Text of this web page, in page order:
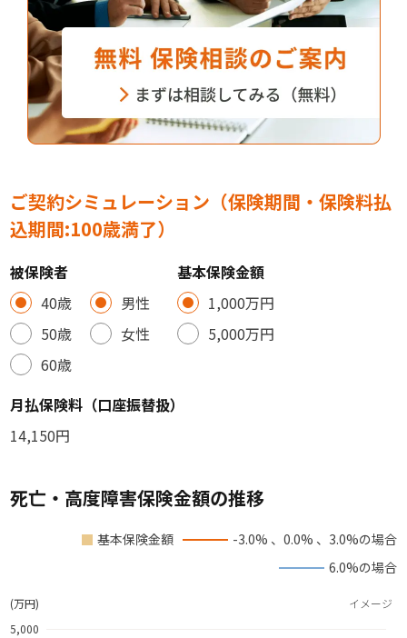
ご契約シミュレーション（保険期間・保険料払
込期間:100歳満了）
被保険者
40歳
50歳
60歳
男性
女性
基本保険金額
1,000万円
5,000万円
月払保険料（口座振替扱）
14,150円
死亡・高度障害保険金額の推移
基本保険金額
-3.0% 、0.0% 、3.0%の場合
6.0%の場合
イメージ
(万円)
5,000